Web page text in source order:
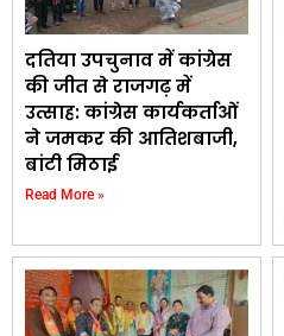
दतिया उपचुनाव में कांग्रेस
की जीत से राजगढ़ में
उत्साह: कांग्रेस कार्यकर्ताओं
ने जमकर की आतिशबाजी,
बांटी मिठाई
Read More »